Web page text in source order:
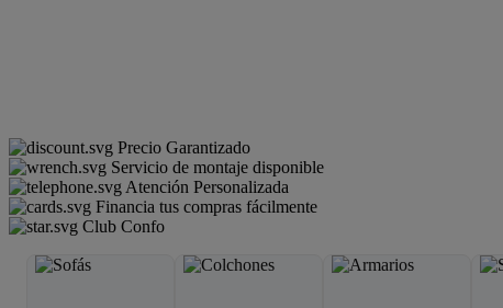
Precio Garantizado
Servicio de montaje disponible
Atención Personalizada
Financia tus compras fácilmente
Club Confo